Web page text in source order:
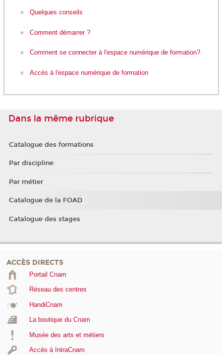
Quelques conseils
Comment démarrer ?
Comment se connecter à l'espace numérique de formation?
Accès à l'espace numérique de formation
Dans la même rubrique
Catalogue des formations
Par discipline
Par métier
Catalogue de la FOAD
Catalogue des stages
ACCÈS DIRECTS
Portail Cnam
Réseau des centres
HandiCnam
La boutique du Cnam
Musée des arts et métiers
Accès à IntraCnam